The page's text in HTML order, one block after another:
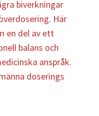
biverkningar
Här
en del av ett
balans och
anspråk.
doserings